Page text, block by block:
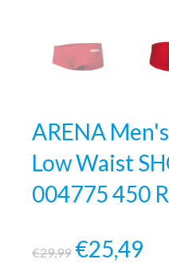
ARENA
Low Waist
004775 450
€29,99 €25,49